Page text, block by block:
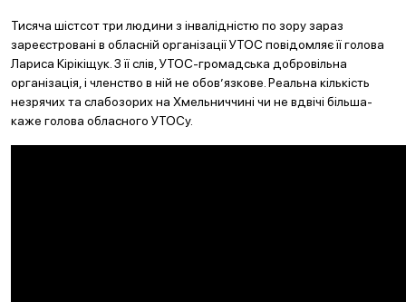
Тисяча шістсот три людини з інвалідністю по зору зараз
зареєстровані в обласній організації УТОС повідомляє її голова
Лариса Кірікіщук. З її слів, УТОС-громадська добровільна
організація, і членство в ній не обов’язкове. Реальна кількість
незрячих та слабозорих на Хмельниччині чи не вдвічі більша-
каже голова обласного УТОСу.